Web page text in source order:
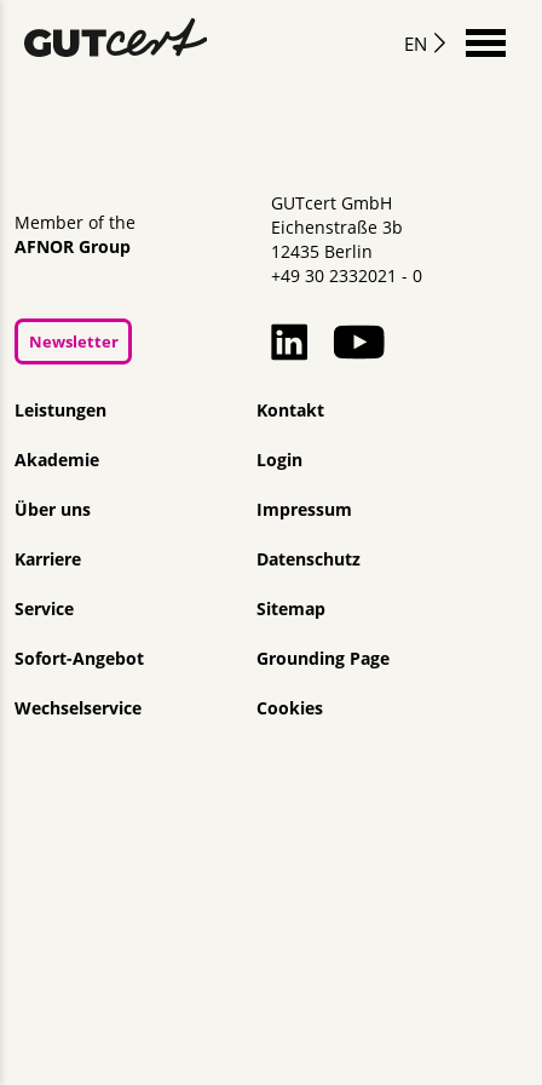
EN
Member of the
AFNOR Group
GUTcert GmbH
Eichenstraße 3b
12435 Berlin
+49 30 2332021 - 0
Navigation überspringen
Leistungen
Akademie
Über uns
Karriere
Service
Sofort-Angebot
Wechselservice
Kontakt
Login
Impressum
Datenschutz
Sitemap
Grounding Page
Cookies
Newsletter